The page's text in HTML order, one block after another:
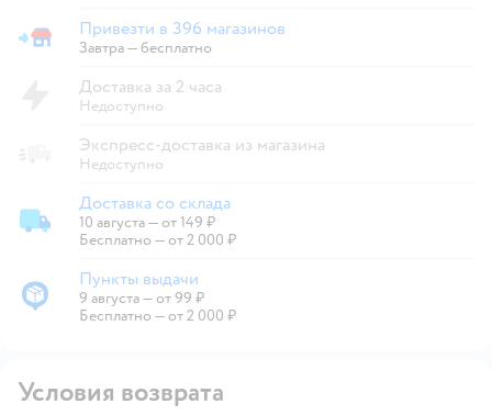
Привезти в магазин
Привезти в 396 магазинов
Завтра—бесплатно
Доставка за 2 часа
Недоступно
Экспресс-доставка из магазина
Недоступно
Доставка со склада
Доставка со склада
10 августа—от 149 ₽
Бесплатно — от 2 000 ₽
Пункты выдачи
Пункты выдачи
9 августа—от 99 ₽
Бесплатно — от 2 000 ₽
Условия возврата